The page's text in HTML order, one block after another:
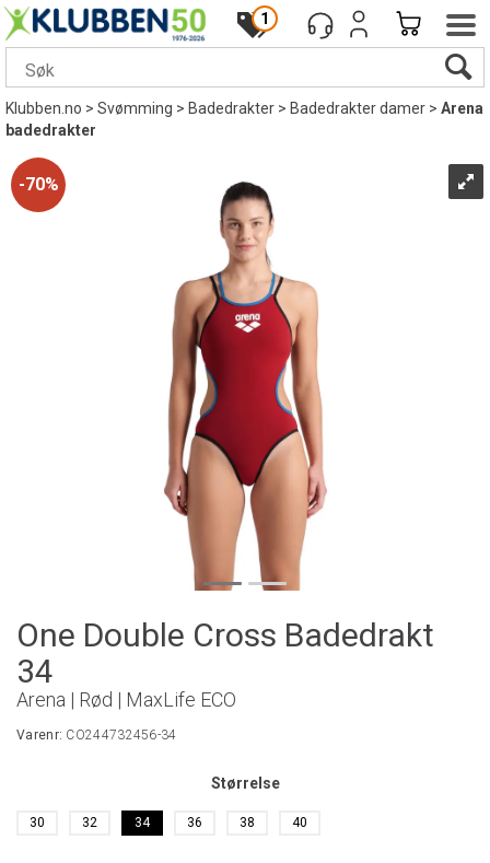
1
Klubben.no>Svømming>Badedrakter>Badedrakter damer>Arena
badedrakter
70%
One Double Cross Badedrakt
34
Arena | Rød | MaxLife ECO
Varenr: CO244732456-34
Størrelse
30 32 34 36 38 40